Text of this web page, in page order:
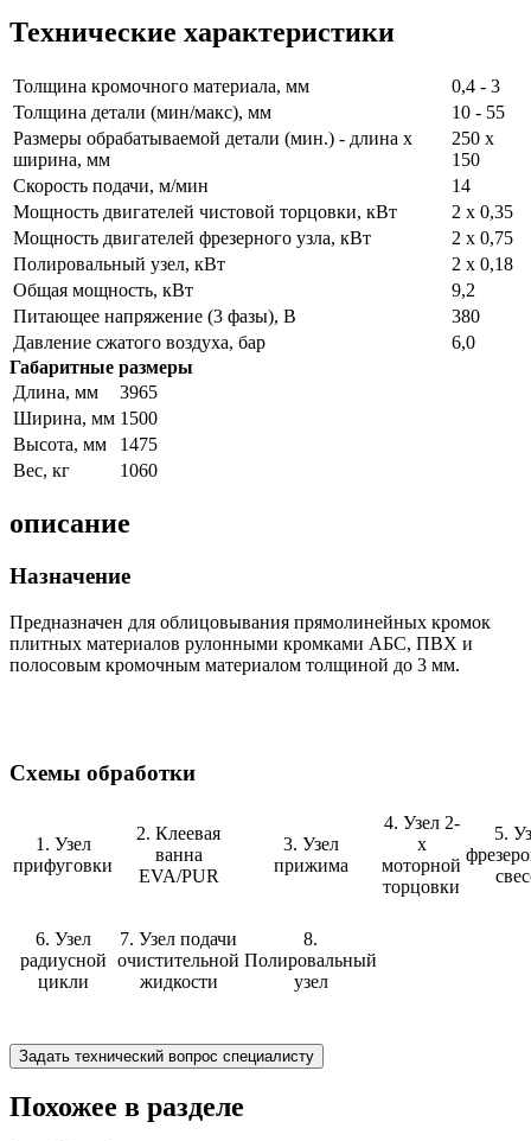
Технические характеристики
Толщина кромочного материала, мм
0,4 - 3
Толщина детали (мин/макс), мм
10 - 55
Размеры обрабатываемой детали (мин.) - длина x
ширина, мм
250 х
150
Скорость подачи, м/мин
14
Мощность двигателей чистовой торцовки, кВт
2 х 0,35
Мощность двигателей фрезерного узла, кВт
2 х 0,75
Полировальный узел, кВт
2 х 0,18
Общая мощность, кВт
9,2
Питающее напряжение (3 фазы), В
380
Давление сжатого воздуха, бар
6,0
Габаритные размеры
Длина, мм
3965
Ширина, мм 1500
Высота, мм
1475
Вес, кг
1060
описание
Назначение
Предназначен для облицовывания прямолинейных кромок
плитных материалов рулонными кромками АБС, ПВХ и
полосовым кромочным материалом толщиной до 3 мм.
Cхемы обработки
1. Узел
прифуговки
2. Клеевая
ванна
EVA/PUR
3. Узел
прижима
4. Узел 2-
х
моторной
торцовки
5.
6. Узел
радиусной
цикли
7. Узел подачи
очистительной
жидкости
8.
Полировальный
узел
Задать технический вопрос специалисту
Похожее в разделе